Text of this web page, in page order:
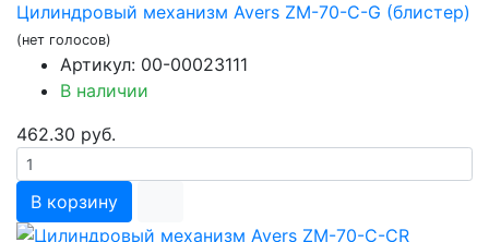
Цилиндровый механизм Avers ZM-70-C-G (блистер)
(нет голосов)
Артикул: 00-00023111
В наличии
462.30 руб.
В корзину